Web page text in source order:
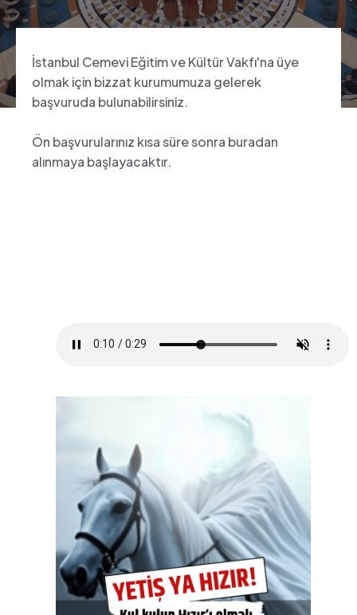
İstanbul Cemevi Eğitim ve Kültür Vakfı'na üye
olmak için bizzat kurumumuza gelerek
başvuruda bulunabilirsiniz.
Ön başvurularınız kısa süre sonra buradan
alınmaya başlayacaktır.